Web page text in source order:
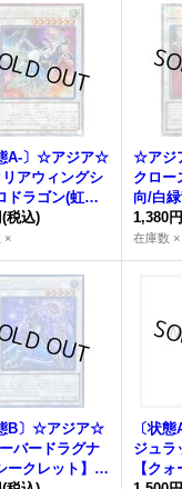
A-〕☆アジア☆
リアウィングシ
ドラゴン(虹背
ォーターセン
ーシークレッ
ジアQCAC-JP
シンクロ》
(税込)
×
☆アジ
クロー
向/白
ターセ
クレッ
AC-
1,380円
在庫数 ×
B〕☆アジア☆
バードラグナ
ークレット】
〔状
ジュラ
【ク